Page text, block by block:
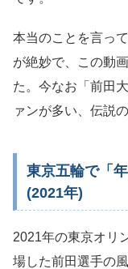
本当のことを言っ
が絶妙で、この動
た。今なお「前田
ァンが多い、伝説
東京五輪で「
(2021年)
2021年の東京オリ
場した前田選手の